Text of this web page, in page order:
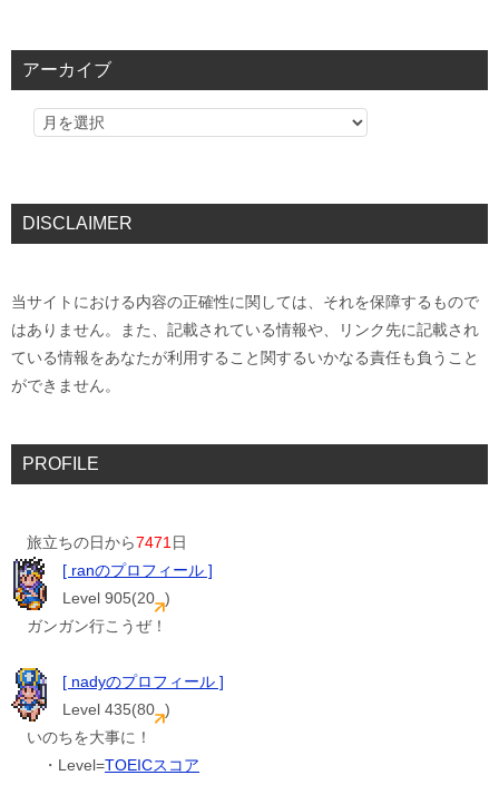
アーカイブ
DISCLAIMER
当サイトにおける内容の正確性に関しては、それを保障するもので
はありません。また、記載されている情報や、リンク先に記載され
ている情報をあなたが利用すること関するいかなる責任も負うこと
ができません。
PROFILE
旅立ちの日から7471日
[ ranのプロフィール ]
Level 905(20 )
ガンガン行こうぜ！
[ nadyのプロフィール ]
Level 435(80 )
いのちを大事に！
・Level=TOEICスコア